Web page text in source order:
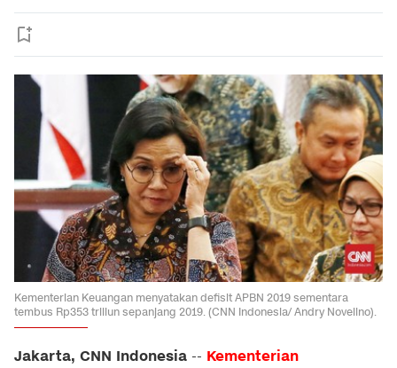
Kementerian Keuangan menyatakan defisit APBN 2019 sementara
tembus Rp353 triliun sepanjang 2019. (CNN Indonesia/ Andry Novelino).
Jakarta, CNN Indonesia -- Kementerian